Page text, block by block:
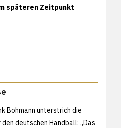
späteren Zeitpunkt
Bohmann unterstrich die
deutschen Handball: „Das